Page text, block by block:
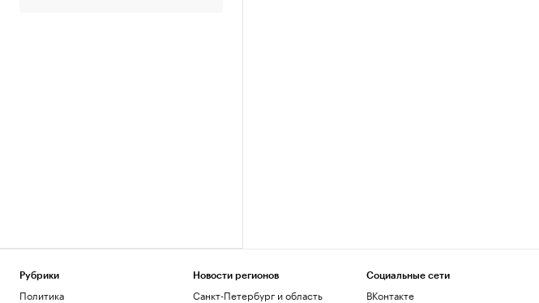
Рубрики
Политика
Новости регионов
Санкт-Петербург и область
Социальные сети
ВКонтакте